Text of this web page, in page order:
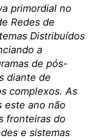
primordial no
Redes de
Distribuídos
a
de pós-
diante de
complexos. As
este ano não
fronteiras do
e sistemas